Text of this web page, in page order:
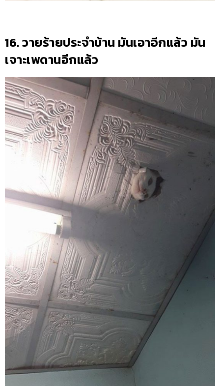
16. วายร้ายประจำบ้าน มันเอาอีกแล้ว มัน
เจาะเพดานอีกแล้ว